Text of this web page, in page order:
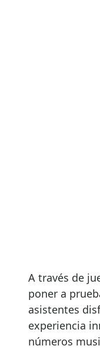
A través de
poner a
asistentes
experiencia
números